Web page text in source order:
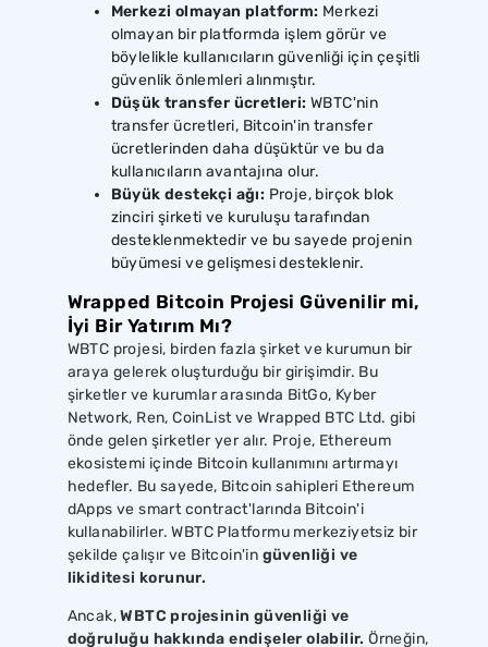
Merkezi olmayan platform: Merkezi
olmayan bir platformda işlem görür ve
böylelikle kullanıcıların güvenliği için çeşitli
güvenlik önlemleri alınmıştır.
Düşük transfer ücretleri: WBTC'nin
transfer ücretleri, Bitcoin'in transfer
ücretlerinden daha düşüktür ve bu da
kullanıcıların avantajına olur.
Büyük destekçi ağı: Proje, birçok blok
zinciri şirketi ve kuruluşu tarafından
desteklenmektedir ve bu sayede projenin
büyümesi ve gelişmesi desteklenir.
Wrapped Bitcoin Projesi Güvenilir mi,
İyi Bir Yatırım Mı?
WBTC projesi, birden fazla şirket ve kurumun bir
araya gelerek oluşturduğu bir girişimdir. Bu
şirketler ve kurumlar arasında BitGo, Kyber
Network, Ren, CoinList ve Wrapped BTC Ltd. gibi
önde gelen şirketler yer alır. Proje, Ethereum
ekosistemi içinde Bitcoin kullanımını artırmayı
hedefler. Bu sayede, Bitcoin sahipleri Ethereum
dApps ve smart contract'larında Bitcoin'i
kullanabilirler. WBTC Platformu merkeziyetsiz bir
şekilde çalışır ve Bitcoin'in güvenliği ve
likiditesi korunur.
Ancak,WBTC projesinin güvenliği ve
doğruluğu hakkında endişeler olabilir. Örneğin,